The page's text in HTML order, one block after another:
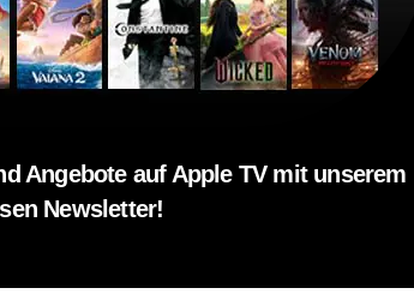
Angebote auf Apple TV mit unserem
Newsletter!